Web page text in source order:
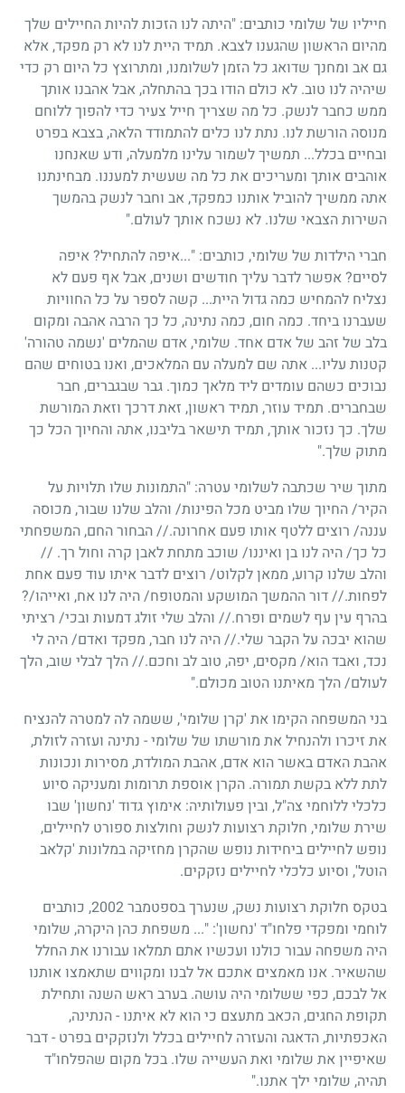
חייליו של שלומי כותבים: "היתה לנו הזכות להיות החיילים שלך
מהיום הראשון שהגענו לצבא. תמיד היית לנו לא רק מפקד, אלא
גם אב ומחנך שדואג כל הזמן לשלומנו, ומתרוצץ כל היום רק כדי
שיהיה לנו טוב. לא כולם הודו בכך בהתחלה, אבל אהבנו אותך
ממש כחבר לנשק. כל מה שצריך חייל צעיר כדי להפוך ללוחם
מנוסה הורשת לנו. נתת לנו כלים להתמודד הלאה, בצבא בפרט
ובחיים בכלל... תמשיך לשמור עלינו מלמעלה, ודע שאנחנו
אוהבים אותך ומעריכים את כל מה שעשית למעננו. מבחינתנו
אתה ממשיך להוביל אותנו כמפקד, אב וחבר לנשק בהמשך
השירות הצבאי שלנו. לא נשכח אותך לעולם."
חברי הילדות של שלומי, כותבים: "...איפה להתחיל? איפה
לסיים? אפשר לדבר עליך חודשים ושנים, אבל אף פעם לא
נצליח להמחיש כמה גדול היית... קשה לספר על כל החוויות
שעברנו ביחד. כמה חום, כמה נתינה, כל כך הרבה אהבה ומקום
בלב של זהב של אדם אחד. שלומי, אדם שהמלים 'נשמה טהורה'
קטנות עליו... אתה שם למעלה עם המלאכים, ואנו בטוחים שהם
נבוכים כשהם עומדים ליד מלאך כמוך. גבר שבגברים, חבר
שבחברים. תמיד עוזר, תמיד ראשון, זאת דרכך וזאת המורשת
שלך. כך נזכור אותך, תמיד תישאר בליבנו, אתה והחיוך הכל כך
מתוק שלך."
מתוך שיר שכתבה לשלומי עטרה: "התמונות שלו תלויות על
הקיר/החיוך שלו מביט מכל הפינות/ והלב שלנו שבור, מכוסה
עננה/ רוצים ללטף אותו פעם אחרונה.// הבחור החם, המשפחתי
כל כך/היה לנו בן ואיננו/ שוכב מתחת לאבן קרה וחול רך. //
והלב שלנו קרוע, ממאן לקלוט/ רוצים לדבר איתו עוד פעם אחת
לפחות.// דור ההמשך המושקע והמטופח/היה לנו אח, ואייהו/?
בהרף עין עף לשמים ופרח.// והלב שלי זולג דמעות ובכי/ רציתי
שהוא יבכה על הקבר שלי.// היה לנו חבר, מפקד ואדם/היה לי
נכד, ואבד הוא/ מקסים, יפה, טוב לב וחכם.// הלך לבלי שוב, הלך
לעולם/הלך מאיתנו הטוב מכולם."
בני המשפחה הקימו את 'קרן שלומי', ששמה לה למטרה להנציח
את זיכרו ולהנחיל את מורשתו של שלומי - נתינה ועזרה לזולת,
אהבת האדם באשר הוא אדם, אהבת המולדת, מסירות ונכונות
לתת ללא בקשת תמורה. הקרן אוספת תרומות ומעניקה סיוע
כלכלי ללוחמי צה"ל, ובין פעולותיה: אימוץ גדוד 'נחשון' שבו
שירת שלומי, חלוקת רצועות לנשק וחולצות ספורט לחיילים,
נופש לחיילים ביחידות נופש שהקרן מחזיקה במלונות 'קלאב
הוטל', וסיוע כלכלי לחיילים נזקקים.
בטקס חלוקת רצועות נשק, שנערך בספטמבר2002, כותבים
לוחמי ומפקדי פלחו"ד 'נחשון': "... משפחת כהן היקרה, שלומי
היה משפחה עבור כולנו ועכשיו אתם תמלאו עבורנו את החלל
שהשאיר. אנו מאמצים אתכם אל לבנו ומקווים שתאמצו אותנו
אל לבכם, כפי ששלומי היה עושה. בערב ראש השנה ותחילת
תקופת החגים, הכאב מתעצם כי הוא לא איתנו - הנתינה,
האכפתיות, הדאגה והעזרה לחיילים בכלל ולנזקקים בפרט - דבר
שאיפיין את שלומי ואת העשייה שלו. בכל מקום שהפלחו"ד
תהיה, שלומי ילך אתנו."